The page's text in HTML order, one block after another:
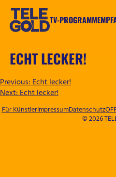
Zum
springen
TV-PROGRAMM
ECHT LECKER!
BEITRAGSNAVIGATION
Previous:Echt lecker!
Next:Echt lecker!
© 2026
Für KünstlerImpressumDatenschutz